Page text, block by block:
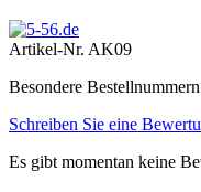
Artikel-Nr. AK09
Besondere Bestellnummern
Schreiben Sie eine
Es gibt momentan keine